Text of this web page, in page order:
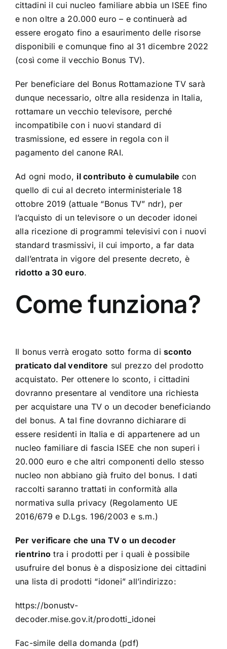
cittadini il cui nucleo familiare abbia un ISEE fino
e non oltre a 20.000 euro – e continuerà ad
essere erogato fino a esaurimento delle risorse
disponibili e comunque fino al 31 dicembre 2022
(così come il vecchio Bonus TV).
Per beneficiare del Bonus Rottamazione TV sarà
dunque necessario, oltre alla residenza in Italia,
rottamare un vecchio televisore, perché
incompatibile con i nuovi standard di
trasmissione, ed essere in regola con il
pagamento del canone RAI.
Ad ogni modo, il contributo è cumulabile con
quello di cui al decreto interministeriale 18
ottobre 2019 (attuale “Bonus TV” ndr), per
l’acquisto di un televisore o un decoder idonei
alla ricezione di programmi televisivi con i nuovi
standard trasmissivi, il cui importo, a far data
dall’entrata in vigore del presente decreto, è
ridotto a 30 euro.
Come funziona?
Il bonus verrà erogato sotto forma disconto
praticato dal venditore sul prezzo del prodotto
acquistato. Per ottenere lo sconto, i cittadini
dovranno presentare al venditore una richiesta
per acquistare una TV o un decoder beneficiando
del bonus. A tal fine dovranno dichiarare di
essere residenti in Italia e di appartenere ad un
nucleo familiare di fascia ISEE che non superi i
20.000 euro e che altri componenti dello stesso
nucleo non abbiano già fruito del bonus. I dati
raccolti saranno trattati in conformità alla
normativa sulla privacy (Regolamento UE
2016/679 e D.Lgs. 196/2003 e s.m.)
Per verificare che una TV o un decoder
rientrino tra i prodotti per i quali è possibile
usufruire del bonus è a disposizione dei cittadini
una lista di prodotti “idonei” all’indirizzo:
https://bonustv-
decoder.mise.gov.it/prodotti_idonei
Fac-simile della domanda (pdf)